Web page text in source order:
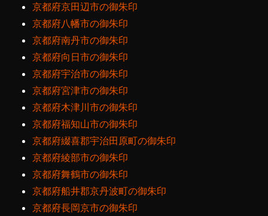
京都府京田辺市の御朱印
京都府八幡市の御朱印
京都府南丹市の御朱印
京都府向日市の御朱印
京都府宇治市の御朱印
京都府宮津市の御朱印
京都府木津川市の御朱印
京都府福知山市の御朱印
京都府綴喜郡宇治田原町の御朱印
京都府綾部市の御朱印
京都府舞鶴市の御朱印
京都府船井郡京丹波町の御朱印
京都府長岡京市の御朱印